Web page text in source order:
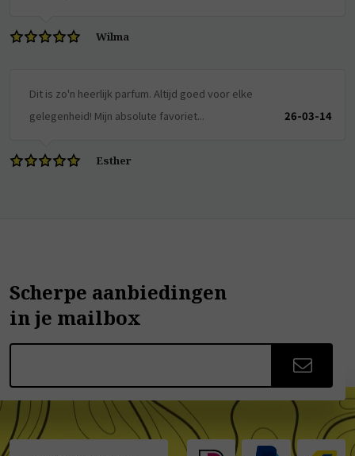
Wilma
Dit is zo'n heerlijk parfum. Altijd goed voor elke
gelegenheid! Mijn absolute favoriet...
26-03-14
Esther
Scherpe aanbiedingen
in je mailbox